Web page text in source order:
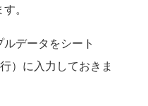
。
データをシート
）に入力しておきま